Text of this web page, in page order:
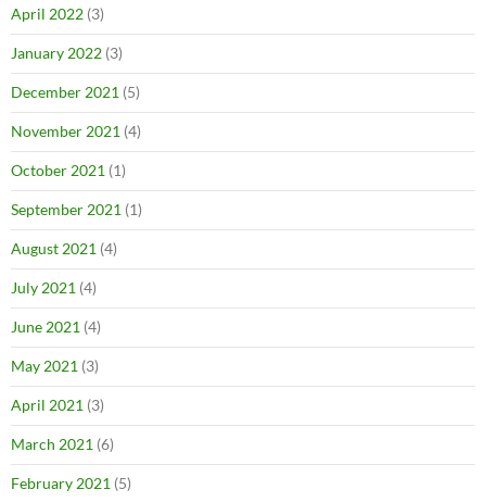
April 2022 (3)
January 2022 (3)
December 2021 (5)
November 2021 (4)
October 2021 (1)
September 2021 (1)
August 2021 (4)
July 2021 (4)
June 2021 (4)
May 2021 (3)
April 2021 (3)
March 2021 (6)
February 2021 (5)